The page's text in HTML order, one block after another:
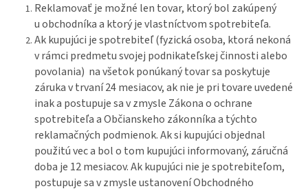
Reklamovať je možné len tovar, ktorý bol zakúpený
u obchodníka a ktorý je vlastníctvom spotrebiteľa.
Ak kupujúci je spotrebiteľ (fyzická osoba, ktorá nekoná
v rámci predmetu svojej podnikateľskej činnosti alebo
povolania) na všetok ponúkaný tovar sa poskytuje
záruka v trvaní 24 mesiacov, ak nie je pri tovare uvedené
inak a postupuje sa v zmysle Zákona o ochrane
spotrebiteľa a Občianskeho zákonníka a týchto
reklamačných podmienok. Ak si kupujúci objednal
použitú vec a bol o tom kupujúci informovaný, záručná
doba je 12 mesiacov. Ak kupujúci nie je spotrebiteľom,
postupuje sa v zmysle ustanovení Obchodného